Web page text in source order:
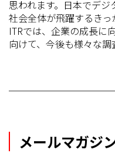
思われます。日本でデ
社会全体が飛躍するきっ
ITRでは、企業の成長に
向けて、今後も様々な調
メールマガジ